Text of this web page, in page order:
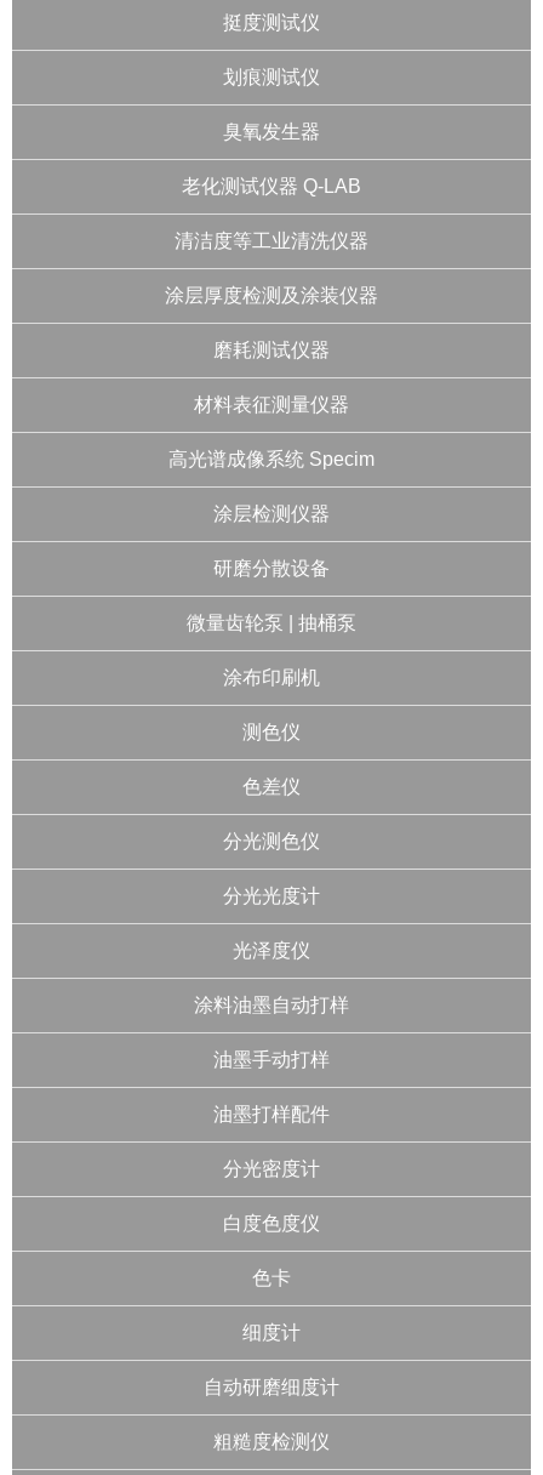
挺度测试仪
划痕测试仪
臭氧发生器
老化测试仪器 Q-LAB
清洁度等工业清洗仪器
涂层厚度检测及涂装仪器
磨耗测试仪器
材料表征测量仪器
高光谱成像系统 Specim
涂层检测仪器
研磨分散设备
微量齿轮泵 | 抽桶泵
涂布印刷机
测色仪
色差仪
分光测色仪
分光光度计
光泽度仪
涂料油墨自动打样
油墨手动打样
油墨打样配件
分光密度计
白度色度仪
色卡
细度计
自动研磨细度计
粗糙度检测仪